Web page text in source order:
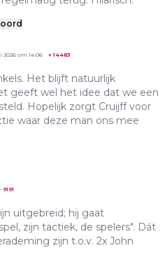
2026 om 14:06 +14483
Het blijft natuurlijk
geeft wel het idee dat we een
Hopelijk zorgt Cruijff voor
waar deze man ons mee
9191
uitgebreid; hij gaat
zijn tactiek, de spelers". Dát
zijn t.o.v. 2x John